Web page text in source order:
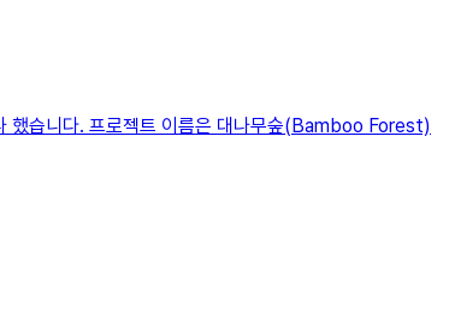
했습니다. 프로젝트 이름은 대나무숲(Bamboo Forest)